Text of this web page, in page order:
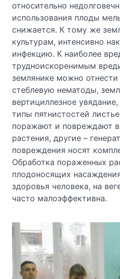
относительно
использования плоды
снижается. К тому же
культурам, интенсивно
инфекцию. К наиболее
трудноискоренимым
землянике можно
стеблевую нематоды,
вертициллезное
типы пятнистостей
поражают и повреждают
растения, другие –
повреждения носят
Обработка пораженных
плодоносящих
здоровья человека, на
часто малоэффективна.